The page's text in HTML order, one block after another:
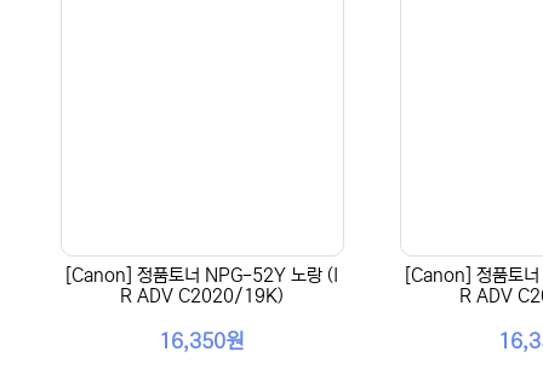
[Canon] 정품토너 NPG-52Y 노랑 (I
R ADV C2020/19K)
16,350원
[Canon] 정품토
R ADV